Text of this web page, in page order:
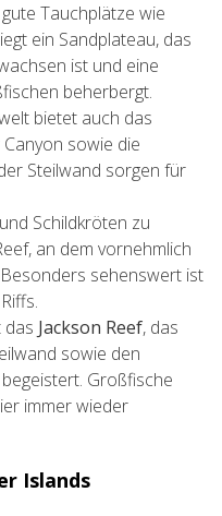
Tauchplätze wie
ein Sandplateau, das
ist und eine
beherbergt.
bietet auch das
sowie die
Steilwand sorgen für
Schildkröten zu
an dem vornehmlich
sehenswert ist
das Jackson Reef, das
sowie den
Großfische
immer wieder
Islands